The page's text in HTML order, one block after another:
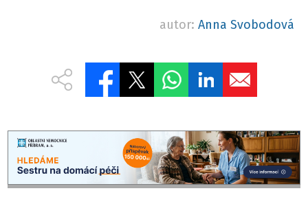
autor: Anna Svobodová